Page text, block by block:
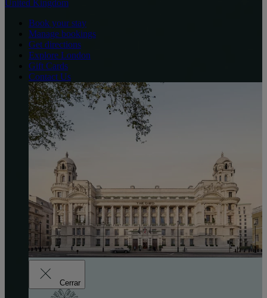
United Kingdom
Book your stay
Manage bookings
Get directions
Explore London
Gift Cards
Contact Us
Cerrar